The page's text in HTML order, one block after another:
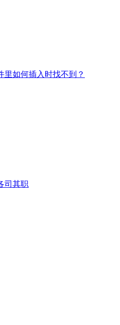
里如何插入时找不到？
司其职